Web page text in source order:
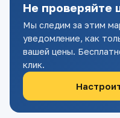
Не проверяйте
Мы следим за этим
уведомление, как
вашей цены.
клик.